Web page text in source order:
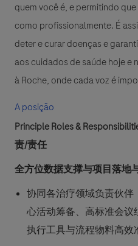
quem você é, e permitindo
como profissionalmente. É
deter e curar doenças e
aos cuidados de saúde hoje e
à Roche, onde cada voz é
A posição
Principle Roles &
责/责任
全方位数据支撑与项目落地
协同各治疗领域负责伙
心活动筹备、高标准会
执行工具与流程物料高效